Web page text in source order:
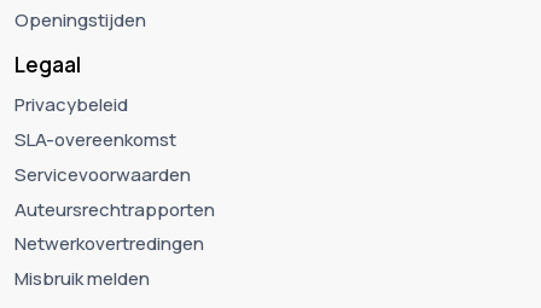
Openingstijden
Legaal
Privacybeleid
SLA-overeenkomst
Servicevoorwaarden
Auteursrechtrapporten
Netwerkovertredingen
Misbruik melden